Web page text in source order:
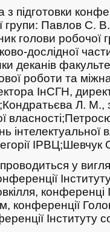
з підготовки
групи: Павлов С.
голови робочої
дослідної
деканів
роботи та
ІнСГН,
Кондратьєва Л. М.,
власності;
інтелектуальної
ІРВЦ;Шевчук
у
конференці
конференції
Інституту